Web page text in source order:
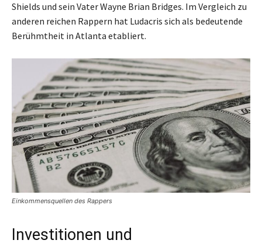
Shields und sein Vater Wayne Brian Bridges. Im Vergleich zu
anderen reichen Rappern hat Ludacris sich als bedeutende
Berühmtheit in Atlanta etabliert.
Einkommensquellen des Rappers
Investitionen und